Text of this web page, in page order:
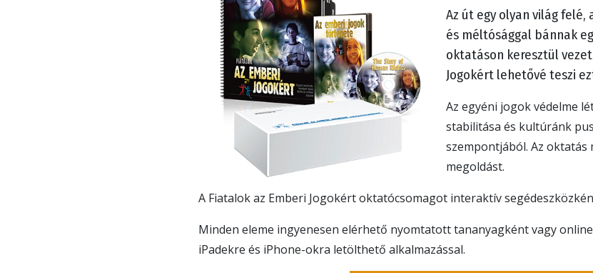
Az út egy olyan világ
és méltósággal bánnak
oktatáson keresztül
Jogokért lehetővé teszi
Az egyéni jogok védelme
stabilitása és kultúránk
szempontjából. Az
megoldást.
A Fiatalok az Emberi Jogokért oktatócsomagot interaktív
Minden eleme ingyenesen elérhető nyomtatott tananyagként vagy
iPadekre és iPhone-okra letölthető alkalmazással.